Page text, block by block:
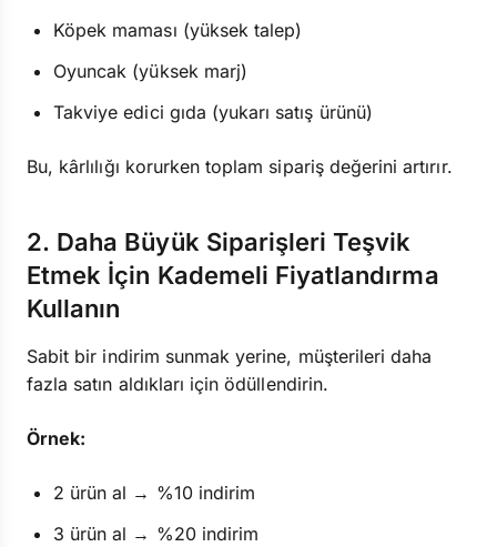
Köpek maması (yüksek talep)
Oyuncak (yüksek marj)
Takviye edici gıda (yukarı satış ürünü)
Bu, kârlılığı korurken toplam sipariş değerini artırır.
2. Daha Büyük Siparişleri Teşvik
Etmek İçin Kademeli Fiyatlandırma
Kullanın
Sabit bir indirim sunmak yerine, müşterileri daha
fazla satın aldıkları için ödüllendirin.
Örnek:
2 ürün al → %10 indirim
3 ürün al → %20 indirim